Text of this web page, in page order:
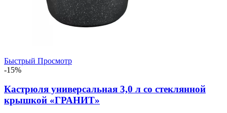
Быстрый Просмотр
-15%
Кастрюля универсальная 3,0 л со стеклянной
крышкой «ГРАНИТ»